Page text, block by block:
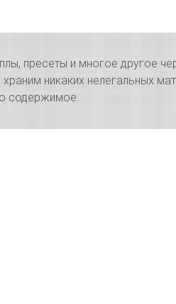
пресеты и многое другое
никаких нелегальных
содержимое.